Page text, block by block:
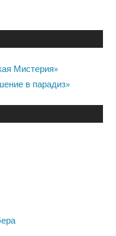
Мистерия»
в парадиз»